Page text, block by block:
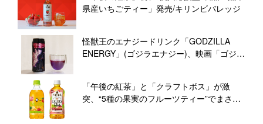
県産いちごティー」発売/キリンビバレッジ
怪獣王のエナジードリンク「GODZILLA
ENERGY」(ゴジラエナジー)、映画「ゴジラ
「午後の紅茶」と「クラフトボス」が激
突、“5種の果実のフルーツティー”でまさか